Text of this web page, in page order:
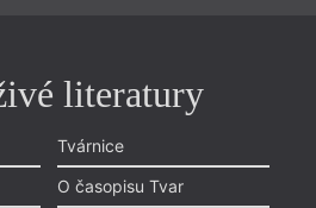
literatury
Tvárnice
O časopisu Tvar